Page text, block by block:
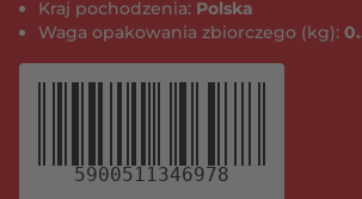
Kraj pochodzenia: Polska
Waga opakowania zbiorczego (kg):
5900511346978